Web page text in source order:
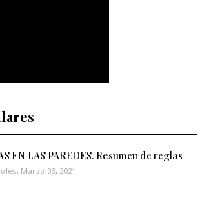
EN LAS PAREDES. Resumen de reglas
Marzo 03, 2021